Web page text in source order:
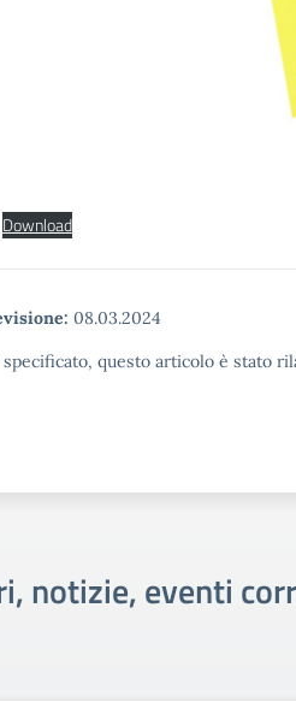
Download
08.03.2024
questo articolo è stato
notizie, eventi